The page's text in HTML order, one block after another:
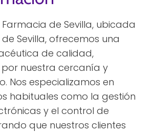
de Sevilla, ubicada
Sevilla, ofrecemos una
de calidad,
nuestra cercanía y
Nos especializamos en
habituales como la gestión
y el control de
que nuestros clientes